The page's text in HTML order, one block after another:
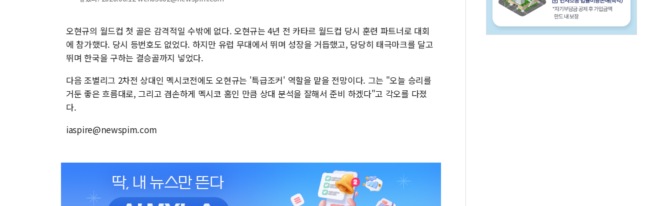
오현규의 월드컵 첫 골은 감격적일 수밖에 없다. 오현규는 4년 전 카타르 월드컵 당시 훈련 파트너로 대회
에 참가했다. 당시 등번호도 없었다. 하지만 유럽 무대에서 뛰며 성장을 거듭했고, 당당히 태극마크를 달고
뛰며 한국을 구하는 결승골까지 넣었다.
다음 조별리그 2차전 상대인 멕시코전에도 오현규는 '특급조커' 역할을 맡을 전망이다. 그는 "오늘 승리를
거둔 좋은 흐름대로, 그리고 겸손하게 멕시코 홈인 만큼 상대 분석을 잘해서 준비 하겠다"고 각오를 다졌
다.
iaspire@newspim.com